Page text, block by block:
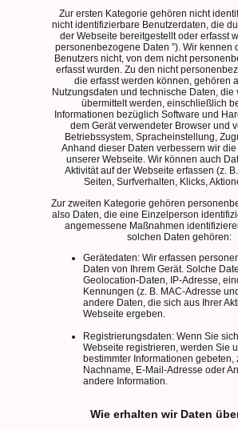
Zur ersten Kategorie gehören nicht
nicht identifizierbare Benutzerdaten, die
der Webseite bereitgestellt oder erfasst
personenbezogene Daten ”). Wir kennen
Benutzers nicht, von dem nicht
erfasst wurden. Zu den nicht
die erfasst werden können, gehören
Nutzungsdaten und technische Daten, die
übermittelt werden, einschließlich
Informationen bezüglich Software und
dem Gerät verwendeter Browser und
Betriebssystem, Spracheinstellung,
Anhand dieser Daten verbessern wir
unserer Webseite. Wir können auch
Aktivität auf der Webseite erfassen (z.
Seiten, Surfverhalten, Klicks,
Zur zweiten Kategorie gehören
also Daten, die eine Einzelperson
angemessene Maßnahmen
solchen Daten gehören:
Gerätedaten: Wir erfassen
Daten von Ihrem Gerät. Solche
Geolocation-Daten, IP-Adresse,
Kennungen (z. B. MAC-Adresse
andere Daten, die sich aus Ihrer
Webseite ergeben.
Registrierungsdaten: Wenn Sie
Webseite registrieren, werden Sie
bestimmter Informationen gebeten,
Nachname, E-Mail-Adresse oder
andere Information.
Wie erhalten wir Daten